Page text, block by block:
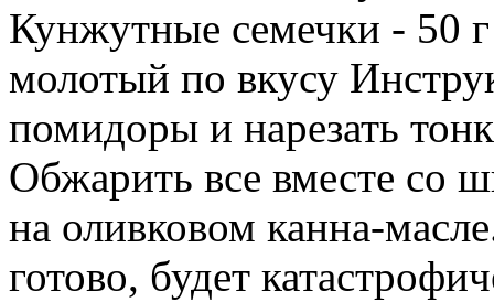
Кунжутные семечки - 50
молотый по вкусу
помидоры и нарезать
Обжарить все вместе со
на оливковом канна-
готово, будет